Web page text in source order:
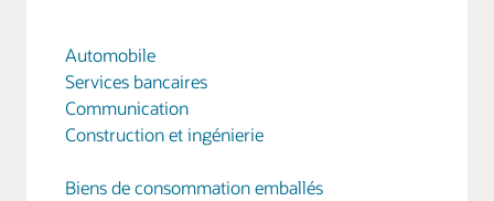
Automobile
Services bancaires
Communication
Construction et ingénierie
Biens de consommation emballés